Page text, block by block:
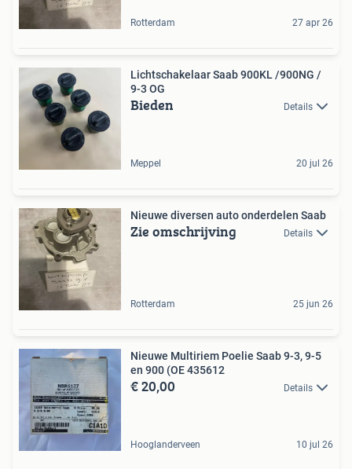
Rotterdam 27 apr 26
Lichtschakelaar Saab 900KL /900NG /
9-3 OG
Bieden Details
Meppel 20 jul 26
Nieuwe diversen auto onderdelen Saab
Zie omschrijving Details
Rotterdam 25 jun 26
Nieuwe Multiriem Poelie Saab 9-3, 9-5
en 900 (OE 435612
€ 20,00 Details
Hooglanderveen 10 jul 26